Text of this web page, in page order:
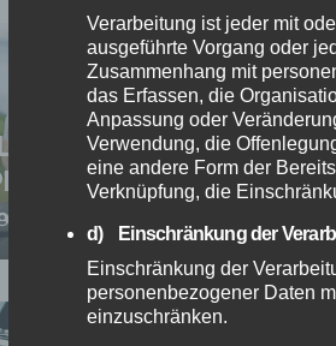
Test:
Empfehlungen
Verarbeitung ist jeder mit
ausgeführte Vorgang oder
Zusammenhang mit
das Erfassen, die
Anpassung oder
Verwendung, die
eine andere Form der
Verknüpfung, die
d) Einschränkung der
Einschränkung der
personenbezogener Daten
einzuschränken.